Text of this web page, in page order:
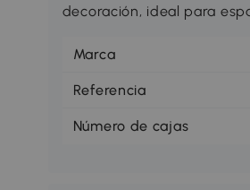
decoración, ideal para
Marca
Referencia
Número de cajas